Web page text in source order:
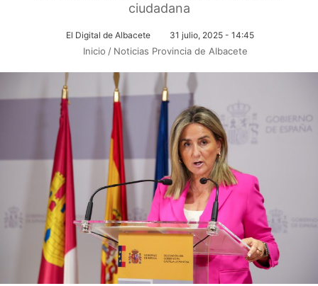
ciudadana
El Digital de Albacete 31 julio, 2025 - 14:45
Inicio / Noticias Provincia de Albacete